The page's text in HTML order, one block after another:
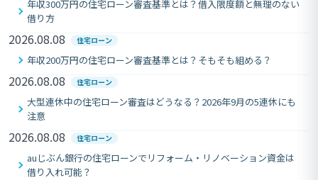
年収300万円の住宅ローン審査基準とは？借入限度額と無理のない
借り方
2026.08.08 住宅ローン
年収200万円の住宅ローン審査基準とは？そもそも組める？
2026.08.08 住宅ローン
大型連休中の住宅ローン審査はどうなる？2026年9月の5連休にも
注意
2026.08.08 住宅ローン
auじぶん銀行の住宅ローンでリフォーム・リノベーション資金は
借り入れ可能？